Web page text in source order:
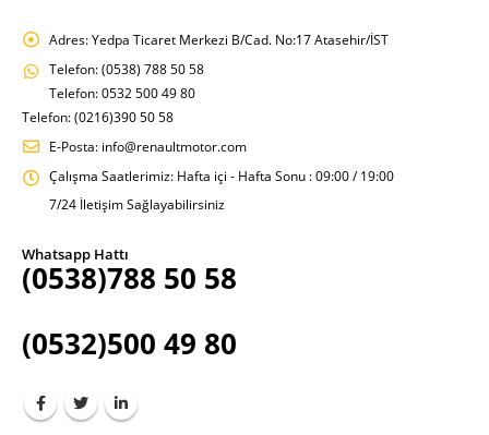
Adres:Yedpa Ticaret Merkezi B/Cad. No:17 Atasehir/İST
Telefon:(0538) 788 50 58
Telefon: 0532 500 49 80
Telefon: (0216)390 50 58
E-Posta: info@renaultmotor.com
Çalışma Saatlerimiz: Hafta içi - Hafta Sonu : 09:00 / 19:00
7/24 İletişim Sağlayabilirsiniz
Whatsapp Hattı
(0538)788 50 58
(0532)500 49 80